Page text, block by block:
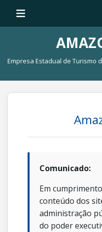
Empresa Estadual de Turismo
Comunicado:
Em
conteúdo dos
administração
do poder